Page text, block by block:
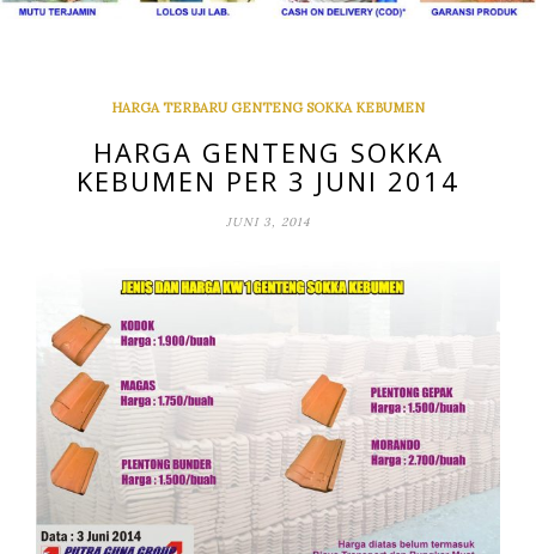
HARGA TERBARU GENTENG SOKKA KEBUMEN
HARGA GENTENG SOKKA
KEBUMEN PER 3 JUNI 2014
JUNI 3, 2014